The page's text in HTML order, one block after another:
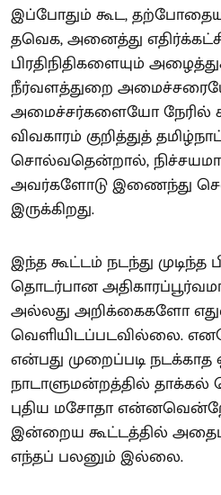
இப்போதும் கூட,
தவெக, அனைத்து
பிரதிநிதிகளையும்
நீர்வளத்துறை
அமைச்சர்களையோ நேரில்
விவகாரம் குறித்துத்
சொல்வதென்றால், நிச்சயமாக
அவர்களோடு இணைந்து
இருக்கிறது.
இந்த கூட்டம் நடந்து முடிந்த
தொடர்பான
அல்லது அறிக்கைகளோ
வெளியிடப்படவில்லை.
என்பது முறைப்படி நடக்காத
நாடாளுமன்றத்தில் தாக்கல்
புதிய மசோதா
இன்றைய கூட்டத்தில்
எந்தப் பலனும் இல்லை.